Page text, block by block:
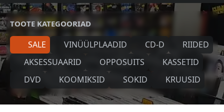
TOOTE KATEGOORIAD
SALE VINÜÜLPLAADID CD-D
RIIDED
AKSESSUAARID
OPPOSUITS
KASSETID
DVD
KOOMIKSID SOKID KRUUSID